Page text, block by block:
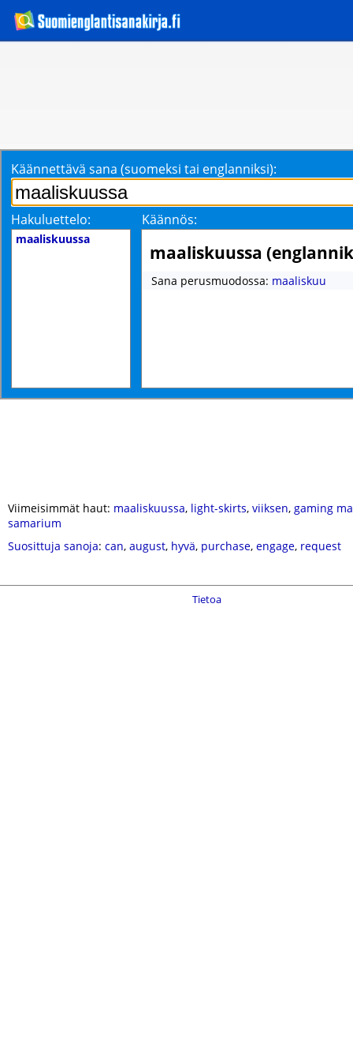
Käännettävä sana (suomeksi tai englanniksi):
Hakuluettelo: Käännös:
maaliskuussa
maaliskuussa
Sana perusmuodossa: maaliskuu
Viimeisimmät haut: maaliskuussa, light-skirts, viiksen, gaming
samarium
Suosittuja sanoja: can, august, hyvä, purchase, engage, request
Tietoa